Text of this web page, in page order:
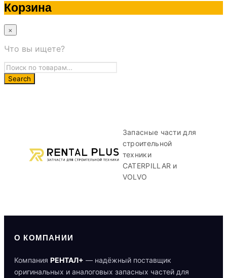
Корзина
×
Что вы ищете?
Запасные части для
строительной
техники
CATERPILLAR и
VOLVO
О КОМПАНИИ
Компания РЕНТАЛ+ — надёжный поставщик
оригинальных и аналоговых запасных частей для